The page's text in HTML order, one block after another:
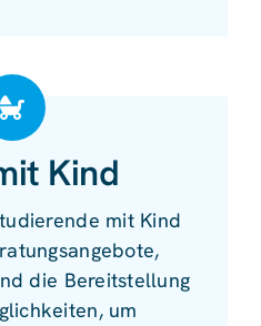
Kind
mit Kind
die Bereitstellung
um